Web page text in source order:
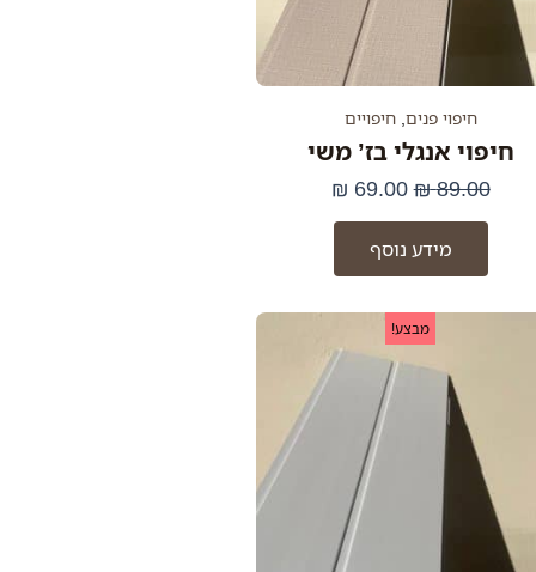
חיפוי פנים ,חיפויים
חיפוי אנגלי בז’ משי
89.00
₪
69.00
₪
מידע נוסף
מבצע!המחיר
המקורי
היה:
89.00 ₪.
הנוכחי
הוא:
69.00 ₪.